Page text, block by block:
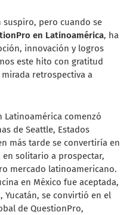
suspiro, pero cuando se
en Latinoamérica, ha
innovación y logros
este hito con gratitud
retrospectiva a
Latinoamérica comenzó
de Seattle, Estados
más tarde se convertiría en
solitario a prospectar,
mercado latinoamericano.
en México fue aceptada,
Yucatán, se convirtió en el
de QuestionPro,